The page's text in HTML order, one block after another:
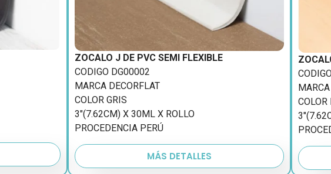
ZOCALO J DE PVC SEMI FLEXIBLE
CODIGO DG00002
MARCA DECORFLAT
COLOR GRIS
3″(7.62CM) X 30ML X ROLLO
PROCEDENCIA PERÚ
MÁS DETALLES
COLOR